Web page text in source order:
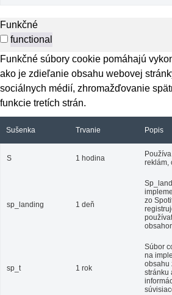
Funkčné
functional
Funkčné súbory cookie pomáhajú
ako je zdieľanie obsahu webovej
sociálnych médií, zhromažďovanie
funkcie tretích strán.
Sušenka Trvanie Popis
S 1 hodina
reklám,
sp_landing 1 deň
zo
sp_t 1 rok
Súbor
na
obsahu
stránku